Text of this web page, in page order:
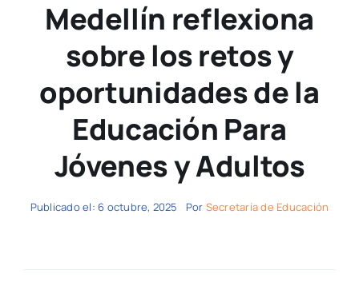
Medellín reflexiona
sobre los retos y
oportunidades de la
Educación Para
Jóvenes y Adultos
Publicado el: 6 octubre, 2025 Por Secretaría de Educación